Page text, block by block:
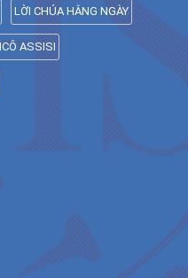
LỜI CHÚA HẰNG NGÀY
ASSISI